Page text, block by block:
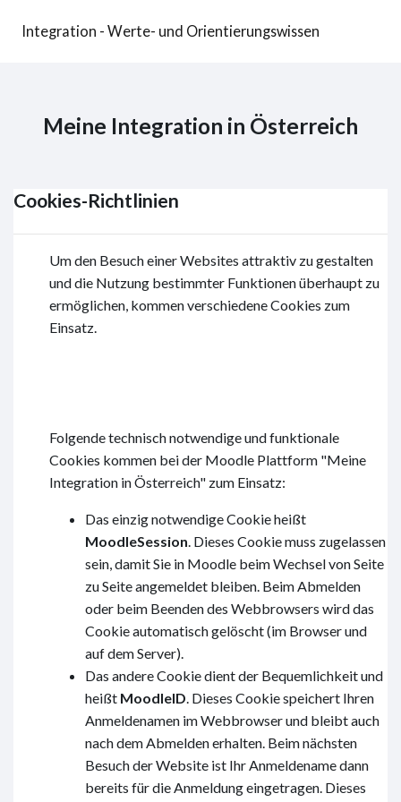
Integration - Werte- und Orientierungswissen
Meine Integration in Österreich
Cookies-Richtlinien
Um den Besuch einer Websites attraktiv zu gestalten
und die Nutzung bestimmter Funktionen überhaupt zu
ermöglichen, kommen verschiedene Cookies zum
Einsatz.
Folgende technisch notwendige und funktionale
Cookies kommen bei der Moodle Plattform "Meine
Integration in Österreich" zum Einsatz:
Das einzig notwendige Cookie heißt
MoodleSession. Dieses Cookie muss zugelassen
sein, damit Sie in Moodle beim Wechsel von Seite
zu Seite angemeldet bleiben. Beim Abmelden
oder beim Beenden des Webbrowsers wird das
Cookie automatisch gelöscht (im Browser und
auf dem Server).
Das andere Cookie dient der Bequemlichkeit und
heißt MoodleID. Dieses Cookie speichert Ihren
Anmeldenamen im Webbrowser und bleibt auch
nach dem Abmelden erhalten. Beim nächsten
Besuch der Website ist Ihr Anmeldename dann
bereits für die Anmeldung eingetragen. Dieses